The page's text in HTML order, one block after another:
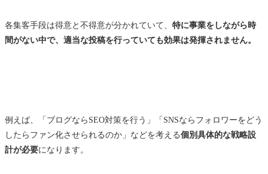
各集客手段は得意と不得意が分かれていて、 特に事業をしながら時
間がない中で、適当な投稿を行っていても効果は発揮されません。
例えば、「ブログならSEO対策を行う」「SNSならフォロワーをどう
したらファン化させられるのか」などを考える個別具体的な戦略設
計が必要になります。